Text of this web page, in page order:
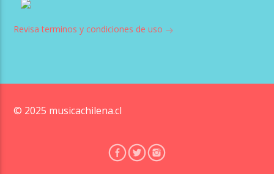
Revisa terminos y condiciones de uso
© 2025 musicachilena.cl